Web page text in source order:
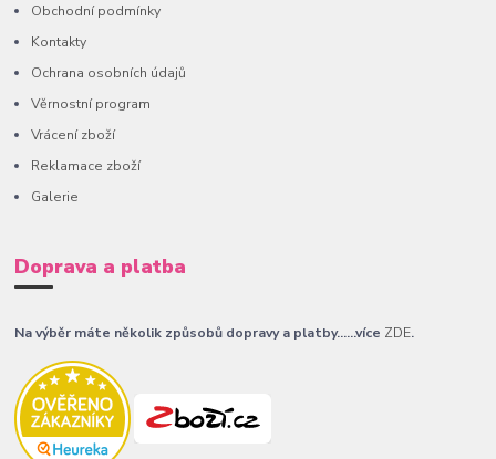
Obchodní podmínky
Kontakty
Ochrana osobních údajů
Věrnostní program
Vrácení zboží
Reklamace zboží
Galerie
Doprava a platba
Na výběr máte několik způsobů dopravy a platby......více ZDE.